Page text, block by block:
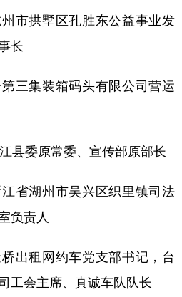
拱墅区孔胜东公益事业发
长
集装箱码头有限公司营运
县委原常委、宣传部原部长
湖州市吴兴区织里镇司法
负责人
租网约车党支部书记，台
工会主席、真诚车队队长